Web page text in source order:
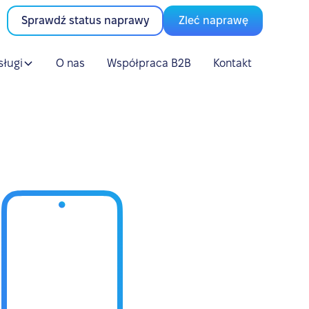
Sprawdź status naprawy Zleć naprawę
O nas Współpraca B2B Kontakt